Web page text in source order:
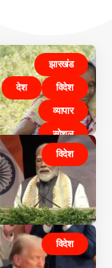
झारखंड
देश
विदेश
व्यापार
सोशल
विदेश
विदेश